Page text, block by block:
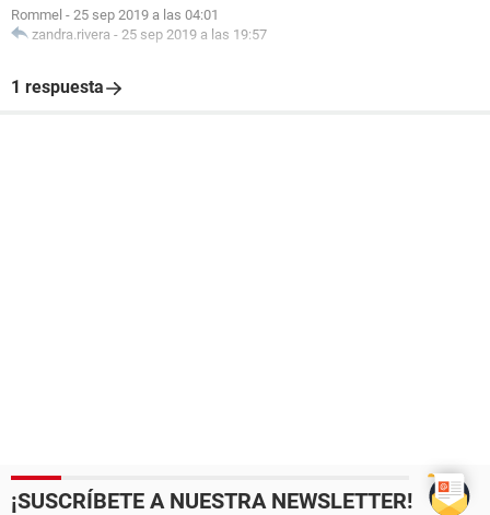
Rommel - 25 sep 2019 a las 04:01
zandra.rivera - 25 sep 2019 a las 19:57
1 respuesta
¡SUSCRÍBETE A NUESTRA NEWSLETTER!